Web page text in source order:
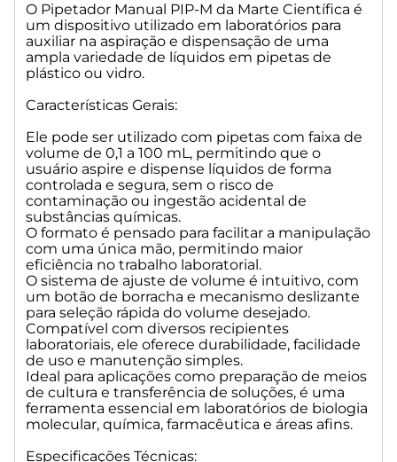
O Pipetador Manual PIP-M da Marte Científica é
um dispositivo utilizado em laboratórios para
auxiliar na aspiração e dispensação de uma
ampla variedade de líquidos em pipetas de
plástico ou vidro.
Características Gerais:
Ele pode ser utilizado com pipetas com faixa de
volume de 0,1 a 100 mL, permitindo que o
usuário aspire e dispense líquidos de forma
controlada e segura, sem o risco de
contaminação ou ingestão acidental de
substâncias químicas.
O formato é pensado para facilitar a manipulação
com uma única mão, permitindo maior
eficiência no trabalho laboratorial.
O sistema de ajuste de volume é intuitivo, com
um botão de borracha e mecanismo deslizante
para seleção rápida do volume desejado.
Compatível com diversos recipientes
laboratoriais, ele oferece durabilidade, facilidade
de uso e manutenção simples.
Ideal para aplicações como preparação de meios
de cultura e transferência de soluções, é uma
ferramenta essencial em laboratórios de biologia
molecular, química, farmacêutica e áreas afins.
Especificações Técnicas: